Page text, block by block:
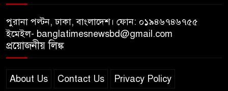
পুরানা পল্টন, ঢাকা, বাংলাদেশ। ফোন: ০১৯৪৬৭৪৬৭৫৫
ইমেইল- banglatimesnewsbd@gmail.com
প্রয়োজনীয় লিঙ্ক
About Us Contact Us Privacy Policy